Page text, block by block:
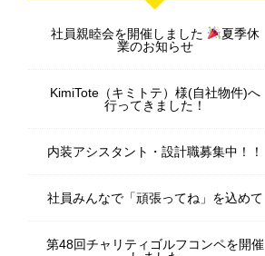
社員親睦会を開催しました
夏季休
業のお知らせ
KimiTote（キミトテ）様(自社物件)へ
行ってきました！
内装アシスタント・設計職募集中！！
社員みんなで「頑張ってね」を込めて
第48回チャリティゴルフコンペを開催